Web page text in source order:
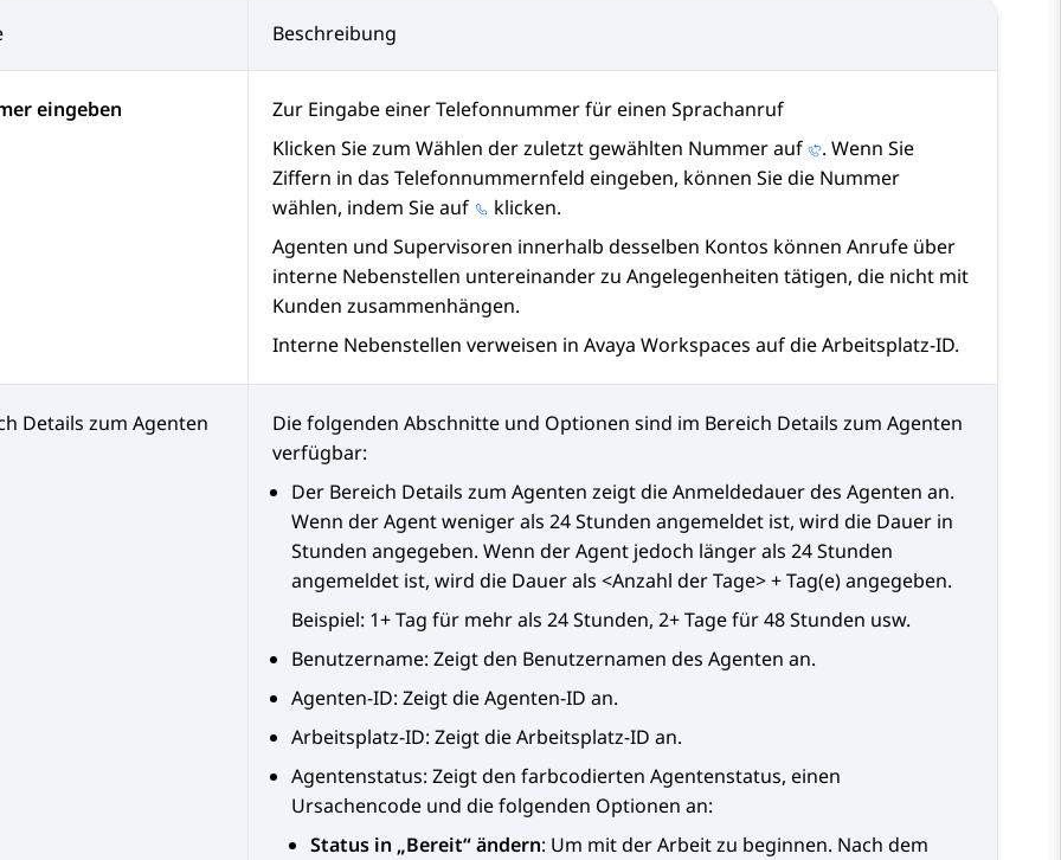
Beschreibung
eingeben
Zur Eingabe einer Telefonnummer für einen Sprachanruf
Klicken Sie zum Wählen der zuletzt gewählten Nummer auf
. Wenn Sie
Ziffern in das Telefonnummernfeld eingeben, können Sie die Nummer
wählen, indem Sie auf
klicken.
Agenten und Supervisoren innerhalb desselben Kontos können Anrufe über
interne Nebenstellen untereinander zu Angelegenheiten tätigen, die nicht mit
Kunden zusammenhängen.
Interne Nebenstellen verweisen in Avaya Workspaces auf die Arbeitsplatz-ID.
Details zum Agenten Die folgenden Abschnitte und Optionen sind im Bereich Details zum Agenten
verfügbar:
Der Bereich Details zum Agenten zeigt die Anmeldedauer des Agenten an.
Wenn der Agent weniger als 24 Stunden angemeldet ist, wird die Dauer in
Stunden angegeben. Wenn der Agent jedoch länger als 24 Stunden
angemeldet ist, wird die Dauer als <Anzahl der Tage> + Tag(e) angegeben.
Beispiel: 1+ Tag für mehr als 24 Stunden, 2+ Tage für 48 Stunden usw.
Benutzername: Zeigt den Benutzernamen des Agenten an.
Agenten-ID: Zeigt die Agenten-ID an.
Arbeitsplatz-ID: Zeigt die Arbeitsplatz-ID an.
Agentenstatus: Zeigt den farbcodierten Agentenstatus, einen
Ursachencode und die folgenden Optionen an:
Status in „Bereit“ ändern: Um mit der Arbeit zu beginnen. Nach dem